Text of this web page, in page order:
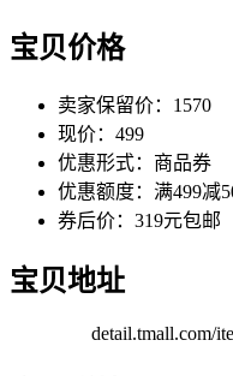
宝贝价格
卖家保留价：1570
现价：499
优惠形式：商品券
优惠额度：满499减
券后价：319元包邮
宝贝地址
detail.tmall.com/